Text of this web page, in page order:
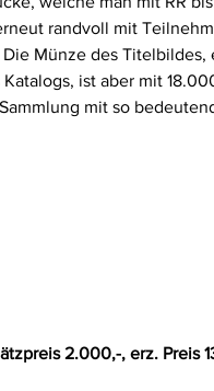
randvoll mit
Münze des Titelbildes,
ist aber mit
mit so
2.000,-, erz. Preis